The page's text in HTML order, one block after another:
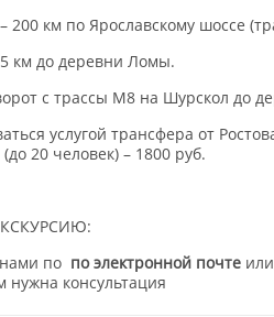
км по Ярославскому шоссе
км до деревни Ломы.
с трассы М8 на Шурскол до
услугой трансфера от
20 человек) – 1800 руб.
по по электронной почтеили
нужна консультация